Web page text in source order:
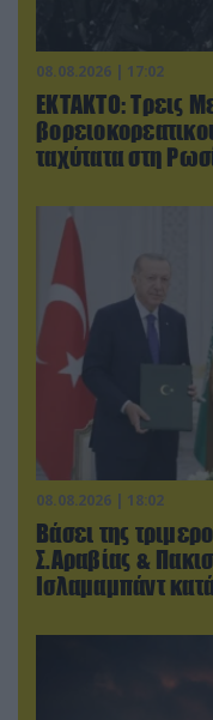
08.08.2026 | 17:02
ΕΚΤΑΚΤΟ: Τρεις
ταχύτατα στη
08.08.2026 | 18:02
Βάσει της
Σ.Αραβίας &
Ισλαμαμπάντ